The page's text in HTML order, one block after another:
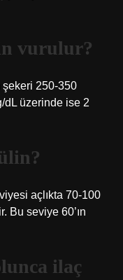
vurulur?
şekeri 250-350
dL üzerinde ise 2
açlıkta 70-100
Bu seviye 60’ın
ilaç